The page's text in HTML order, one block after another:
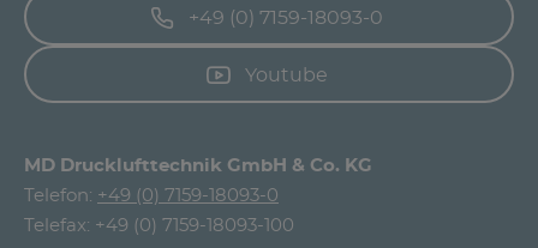
+49 (0) 7159-18093-0
Youtube
MD Drucklufttechnik GmbH & Co. KG
Telefon: +49 (0) 7159-18093-0
Telefax: +49 (0) 7159-18093-100